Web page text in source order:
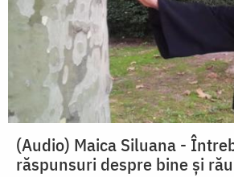
(Audio) Maica Siluana -
răspunsuri despre bine și rău